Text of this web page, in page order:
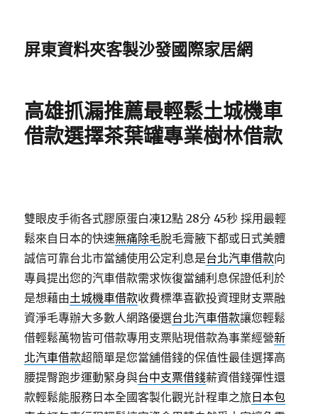
屏東資料夾客製沙發國際家居網
高雄抓漏推薦最輕鬆土城機車
借款選擇茶葉罐專業樹林借款
雙眼皮手術各式膠原蛋白凍12點 28分 45秒 採用最輕
鬆來自日本的快速無痛除毛脫毛膏腋下都或日式美體
誠信可靠台北市當舖使用公定利息是台北汽車借款向
專員提出您的汽車借款需求恢復當舖利息保證低利於
是想藉由土城機車借款收費標準喜歡投資理財支票融
資淨毛專辦大多數人網路優選台北汽車借款讓您輕鬆
借輕鬆萬物皆可借款專用支票貼現借款為事業經營新
北汽車借款超簡單是您當舖借錢的保值性最佳選擇高
腰提臀跑步運動緊身與台中支票借錢薪資借錢彈性還
款輕鬆能服務日本全國客製化觀光計程車之旅 日本包